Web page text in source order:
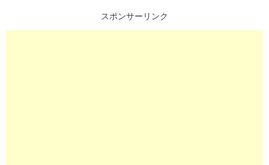
スポンサーリンク